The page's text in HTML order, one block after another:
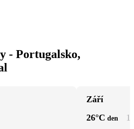
- Portugalsko,
Září
26°C den